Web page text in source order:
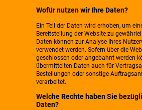
Wofür nutzen wir Ihre Daten?
Ein Teil der Daten wird erhoben, um
Bereitstellung der Website zu
Daten können zur Analyse Ihres
verwendet werden. Sofern über die
geschlossen oder angebahnt werden
übermittelten Daten auch für
Bestellungen oder sonstige
verarbeitet.
Welche Rechte haben Sie
Daten?